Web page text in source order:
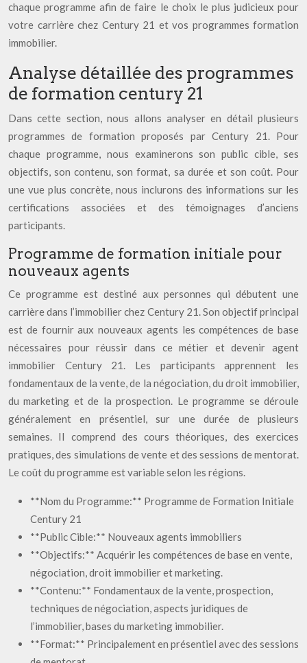
chaque programme afin de faire le choix le plus judicieux pour
votre carrière chez Century 21 et vos programmes formation
immobilier.
Analyse détaillée des programmes
de formation century 21
Dans cette section, nous allons analyser en détail plusieurs
programmes de formation proposés par Century 21. Pour
chaque programme, nous examinerons son public cible, ses
objectifs, son contenu, son format, sa durée et son coût. Pour
une vue plus concrète, nous inclurons des informations sur les
certifications associées et des témoignages d’anciens
participants.
Programme de formation initiale pour
nouveaux agents
Ce programme est destiné aux personnes qui débutent une
carrière dans l’immobilier chez Century 21. Son objectif principal
est de fournir aux nouveaux agents les compétences de base
nécessaires pour réussir dans ce métier et devenir agent
immobilier Century 21. Les participants apprennent les
fondamentaux de la vente, de la négociation, du droit immobilier,
du marketing et de la prospection. Le programme se déroule
généralement en présentiel, sur une durée de plusieurs
semaines. Il comprend des cours théoriques, des exercices
pratiques, des simulations de vente et des sessions de mentorat.
Le coût du programme est variable selon les régions.
**Nom du Programme:** Programme de Formation Initiale
Century 21
**Public Cible:** Nouveaux agents immobiliers
**Objectifs:** Acquérir les compétences de base en vente,
négociation, droit immobilier et marketing.
**Contenu:** Fondamentaux de la vente, prospection,
techniques de négociation, aspects juridiques de
l’immobilier, bases du marketing immobilier.
**Format:** Principalement en présentiel avec des sessions